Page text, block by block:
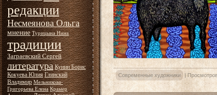
редакции
Несмеянова Ольга
мнение Турицына Нина
традиции
Заграевский Сергей
литература Кунин Борис
Кокуева Юлия Глинский
Владимир Мельникова-
Григорьева Елена Крамер
Современные художники |